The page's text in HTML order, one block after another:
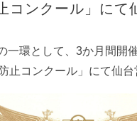
コンクール」に
一環として、3か月間開
止コンクール」にて仙